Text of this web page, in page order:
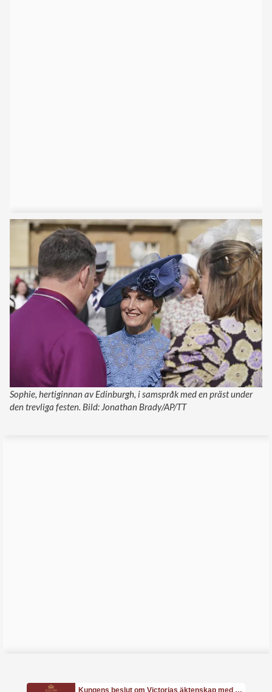
Sophie, hertiginnan av Edinburgh, i samspråk med en präst under
den trevliga festen. Bild: Jonathan Brady/AP/TT